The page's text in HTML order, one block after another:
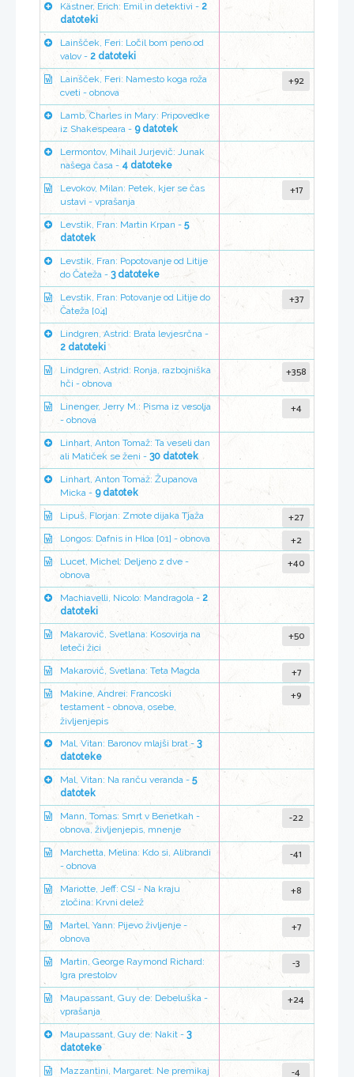
Kästner, Erich: Emil in detektivi - 2
datoteki
Lainšček, Feri: Ločil bom peno od
valov - 2 datoteki
Lainšček, Feri: Namesto koga roža
cveti - obnova
+92
Lamb, Charles in Mary: Pripovedke
iz Shakespeara - 9 datotek
Lermontov, Mihail Jurjevič: Junak
našega časa - 4 datoteke
Levokov, Milan: Petek, kjer se čas
ustavi - vprašanja
+17
Levstik, Fran: Martin Krpan - 5
datotek
Levstik, Fran: Popotovanje od Litije
do Čateža - 3 datoteke
Levstik, Fran: Potovanje od Litije do
Čateža [04]
+37
Lindgren, Astrid: Brata levjesrčna -
2 datoteki
Lindgren, Astrid: Ronja, razbojniška
hči - obnova
+358
Linenger, Jerry M.: Pisma iz vesolja
- obnova
+4
Linhart, Anton Tomaž: Ta veseli dan
ali Matiček se ženi - 30 datotek
Linhart, Anton Tomaž: Županova
Micka - 9 datotek
Lipuš, Florjan: Zmote dijaka Tjaža +27
Longos: Dafnis in Hloa [01] - obnova +2
Lucet, Michel: Deljeno z dve -
obnova
+40
Machiavelli, Nicolo: Mandragola - 2
datoteki
Makarovič, Svetlana: Kosovirja na
leteči žici
+50
Makarovič, Svetlana: Teta Magda +7
Makine, Andrei: Francoski
testament - obnova, osebe,
življenjepis
+9
Mal, Vitan: Baronov mlajši brat - 3
datoteke
Mal, Vitan: Na ranču veranda - 5
datotek
Mann, Tomas: Smrt v Benetkah -
obnova, življenjepis, mnenje
-22
Marchetta, Melina: Kdo si, Alibrandi
- obnova
-41
Mariotte, Jeff: CSI - Na kraju
zločina: Krvni delež
+8
Martel, Yann: Pijevo življenje -
obnova
+7
Martin, George Raymond Richard:
Igra prestolov
-3
Maupassant, Guy de: Debeluška -
vprašanja
+24
Maupassant, Guy de: Nakit - 3
datoteke
Mazzantini, Margaret: Ne premikaj -4